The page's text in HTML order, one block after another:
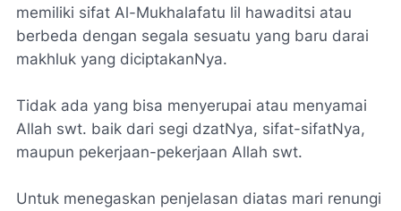
memiliki sifat Al-Mukhalafatu lil hawaditsi atau
berbeda dengan segala sesuatu yang baru darai
makhluk yang diciptakanNya.
Tidak ada yang bisa menyerupai atau menyamai
Allah swt. baik dari segi dzatNya, sifat-sifatNya,
maupun pekerjaan-pekerjaan Allah swt.
Untuk menegaskan penjelasan diatas mari renungi